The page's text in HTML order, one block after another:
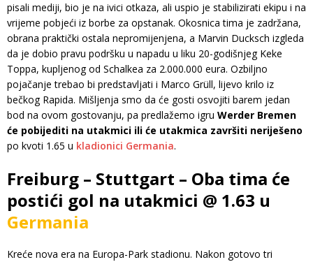
pisali mediji, bio je na ivici otkaza, ali uspio je stabilizirati ekipu i na
vrijeme pobjeći iz borbe za opstanak. Okosnica tima je zadržana,
obrana praktički ostala nepromijenjena, a Marvin Ducksch izgleda
da je dobio pravu podršku u napadu u liku 20-godišnjeg Keke
Toppa, kupljenog od Schalkea za 2.000.000 eura. Ozbiljno
pojačanje trebao bi predstavljati i Marco Grüll, lijevo krilo iz
bečkog Rapida. Mišljenja smo da će gosti osvojiti barem jedan
bod na ovom gostovanju, pa predlažemo igru Werder Bremen
će pobijediti na utakmici ili će utakmica završiti neriješeno
po kvoti 1.65 u kladionici Germania.
Freiburg – Stuttgart – Oba tima će
postići gol na utakmici @ 1.63 u
Germania
Kreće nova era na Europa-Park stadionu. Nakon gotovo tri